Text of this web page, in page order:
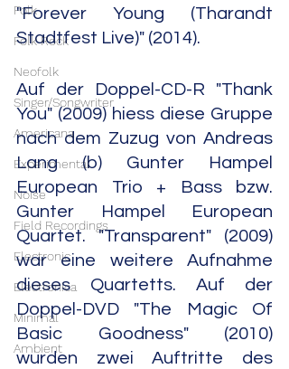
Folk
Folk Rock
Neofolk
Singer/Songwriter
Americana
Experimental
Noise
Field Recordings
Electronic
Electronica
Minimal
Ambient
"Forever Young (Tharandt
Stadtfest Live)" (2014).
Auf der Doppel-CD-R "Thank
You" (2009) hiess diese Gruppe
nach dem Zuzug von Andreas
Lang (b) Gunter Hampel
European Trio + Bass bzw.
Gunter Hampel European
Quartet. "Transparent" (2009)
war eine weitere Aufnahme
dieses Quartetts. Auf der
Doppel-DVD "The Magic Of
Basic Goodness" (2010)
wurden zwei Auftritte des